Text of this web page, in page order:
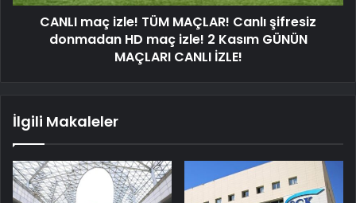
CANLI maç izle! TÜM MAÇLAR! Canlı şifresiz
donmadan HD maç izle! 2 Kasım GÜNÜN
MAÇLARI CANLI İZLE!
İlgili Makaleler